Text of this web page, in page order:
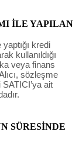
İLE YAPILAN
kredi
kullanıldığı
veya finans
sözleşme
ait
SÜRESİNDE